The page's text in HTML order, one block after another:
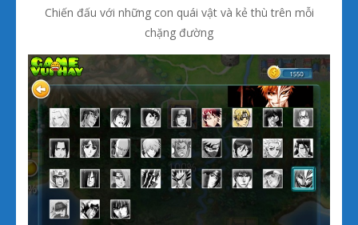
Chiến đấu với những con quái vật và kẻ thù trên mỗi
chặng đường